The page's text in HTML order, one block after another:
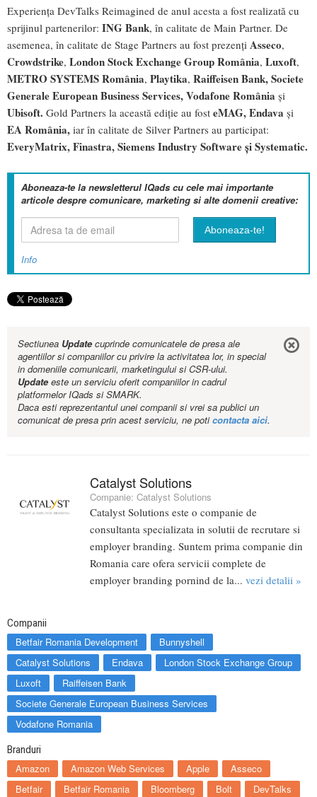
Experiența DevTalks Reimagined de anul acesta a fost realizată cu
sprijinul partenerilor: ING Bank, în calitate de Main Partner. De
asemenea, în calitate de Stage Partners au fost prezenți Asseco,
Crowdstrike, London Stock Exchange Group România, Luxoft,
METRO SYSTEMS România, Playtika, Raiffeisen Bank,Societe
Generale European Business Services, VodafoneRomânia și
Ubisoft. Gold Partners la această ediție au fost eMAG, Endava și
EA România, iar în calitate de Silver Partners au participat:
EveryMatrix, Finastra, Siemens Industry Software și Systematic.
Aboneaza-te la newsletterul IQads cu cele mai importante
articole despre comunicare, marketing si alte domenii creative:
Info
Sectiunea Updatecuprinde comunicatele de presa ale
agentiilor si companiilor cu privire la activitatea lor, in special
in domeniile comunicarii, marketingului si CSR-ului.
Updateeste un serviciu oferit companiilor in cadrul
platformelor IQads si SMARK.
Daca esti reprezentantul unei companii si vrei sa publici un
comunicat de presa prin acest serviciu, ne poticontacta aici.
Catalyst Solutions
Companie: Catalyst Solutions
Catalyst Solutions este o companie de
consultanta specializata in solutii de recrutare si
employer branding. Suntem prima companie din
Romania care ofera servicii complete de
employer branding pornind de la... vezi detalii »
Companii
Betfair Romania Development
Bunnyshell
Catalyst Solutions
Endava
London Stock Exchange Group
Luxoft
Raiffeisen Bank
Societe Generale European Business Services
Vodafone Romania
Branduri
Amazon Amazon Web Services Apple
Asseco
Betfair
Betfair Romania Bloomberg Bolt
DevTalks